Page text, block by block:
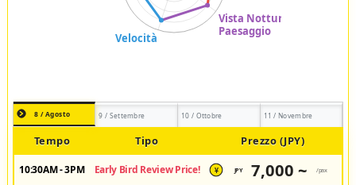
8 / Agosto 9 / Settembre 10 / Ottobre 11 / Novembre
Tempo Tipo Prezzo (JPY)
10:30AM - 3PM Early Bird Review Price! ¥ JPY 7,000 ~ /pax